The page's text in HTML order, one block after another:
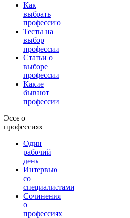
Как
выбрать
профессию
Тесты на
выбор
профессии
Статьи о
выборе
профессии
Какие
бывают
профессии
Эссе о
профессиях
Один
рабочий
день
Интервью
со
специалистами
Сочинения
о
профессиях